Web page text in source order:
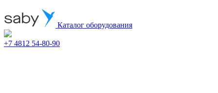
Каталог оборудования
+7 4812 54-80-90